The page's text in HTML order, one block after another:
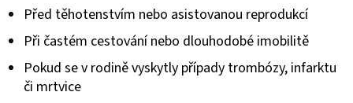
Před těhotenstvím nebo asistovanou reprodukcí
Při častém cestování nebo dlouhodobé imobilitě
Pokud se v rodině vyskytly případy trombózy, infarktu
či mrtvice